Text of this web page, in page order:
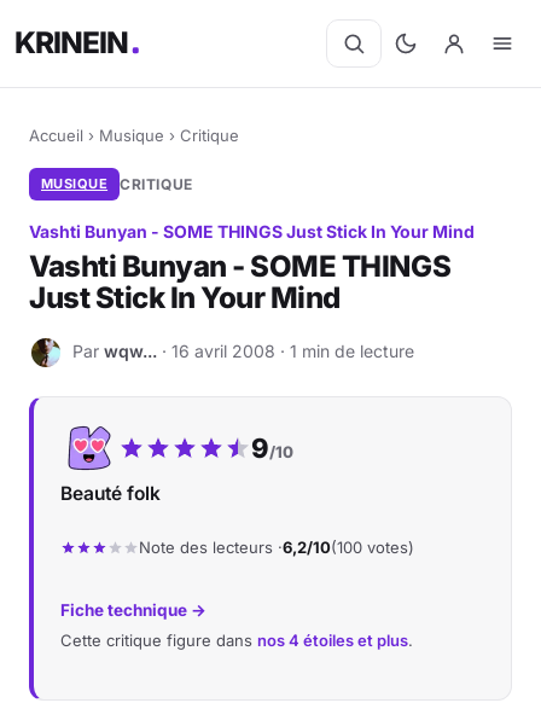
KRINEIN
Accueil › Musique › Critique
MUSIQUE CRITIQUE
Vashti Bunyan - SOME THINGS Just Stick In Your Mind
Vashti Bunyan - SOME THINGS
Just Stick In Your Mind
W Par wqw... · 16 avril 2008 · 1 min de lecture
Notre note :
9/10
Beauté folk
Note des lecteurs ·6,2/10(100 votes)
Fiche technique →
Cette critique figure dans nos 4 étoiles et plus.